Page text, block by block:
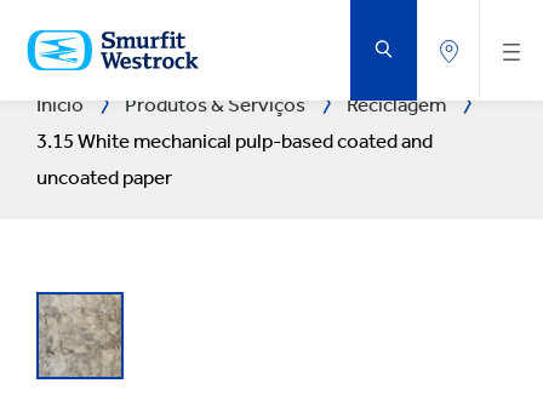
PARA
O
CONTEÚDO
Início Produtos & Serviços
Reciclagem
3.15 White mechanical pulp-based coated and
uncoated paper